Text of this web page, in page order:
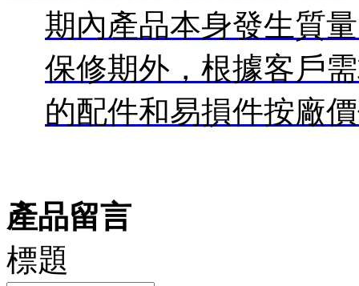
期內產品本身發生質
保修期外，根據客戶
的配件和易損件按廠
產品留言
標題